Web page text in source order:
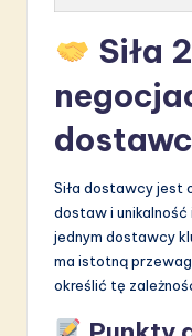
Siła
Siła dostawcy jest
dostaw i
jednym dostawcy
ma istotną
określić tę